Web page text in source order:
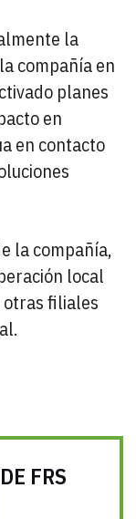
la
compañía en
planes
en
en contacto
la compañía,
local
otras filiales
FRS